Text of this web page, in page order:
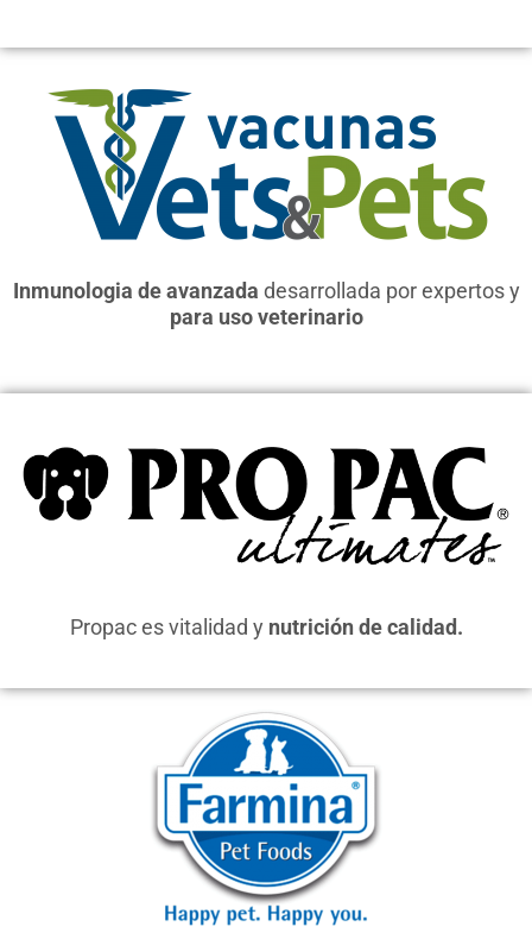
Inmunologia de avanzada desarrollada por expertos y
para uso veterinario
Propac es vitalidad y nutrición de calidad.